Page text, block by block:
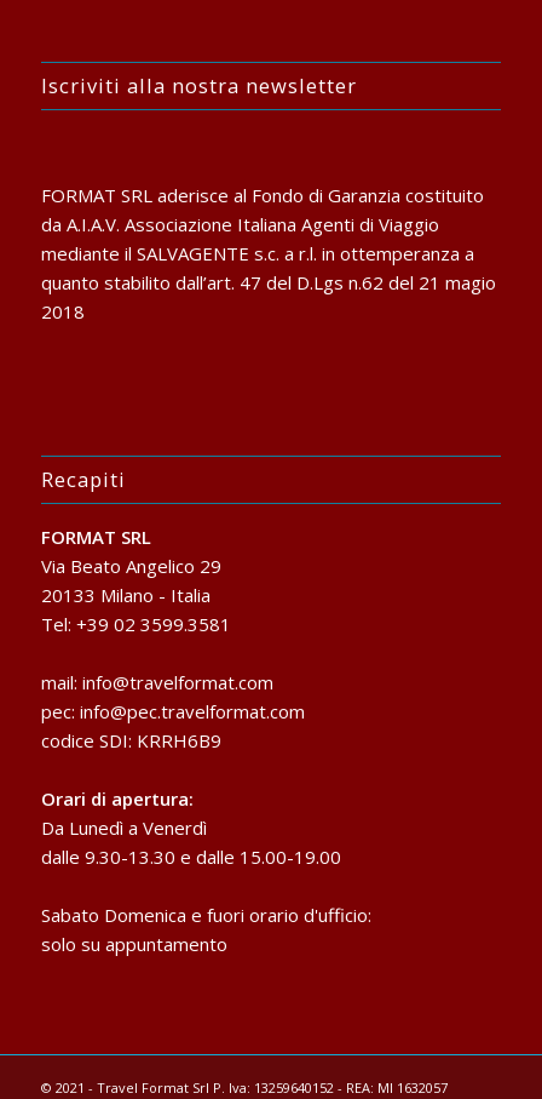
Iscriviti alla nostra newsletter
FORMAT SRL aderisce al Fondo di Garanzia costituito
da A.I.A.V. Associazione Italiana Agenti di Viaggio
mediante il SALVAGENTE s.c. a r.l. in ottemperanza a
quanto stabilito dall’art. 47 del D.Lgs n.62 del 21 magio
2018
Recapiti
FORMAT SRL
Via Beato Angelico 29
20133 Milano - Italia
Tel: +39 02 3599.3581
mail: info@travelformat.com
pec: info@pec.travelformat.com
codice SDI: KRRH6B9
Orari di apertura:
Da Lunedì a Venerdì
dalle 9.30-13.30 e dalle 15.00-19.00
Sabato Domenica e fuori orario d'ufficio:
solo su appuntamento
© 2021 - Travel Format Srl P. Iva: 13259640152 - REA: MI 1632057